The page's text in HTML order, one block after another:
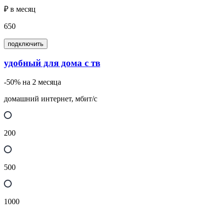
₽ в месяц
650
подключить
удобный для дома с тв
-50% на 2 месяца
домашний интернет, мбит/с
200
500
1000